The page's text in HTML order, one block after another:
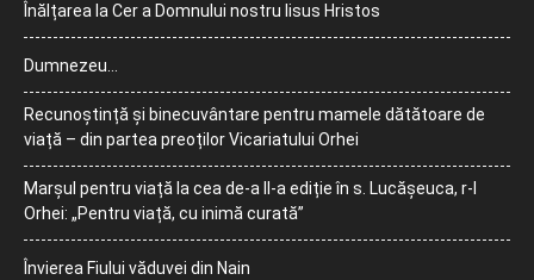
Înălțarea la Cer a Domnului nostru Iisus Hristos
Dumnezeu…
Recunoștință și binecuvântare pentru mamele dătătoare de
viață – din partea preoților Vicariatului Orhei
Marșul pentru viață la cea de-a II-a ediție în s. Lucășeuca, r-l
Orhei: „Pentru viață, cu inimă curată”
Învierea Fiului văduvei din Nain